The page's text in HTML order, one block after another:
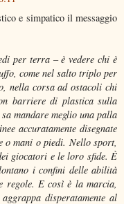
e simpatico il messaggio
per terra – è vedere chi è
come nel salto triplo per
nella corsa ad ostacoli chi
barriere di plastica sulla
mandare meglio una palla
accuratamente disegnate
o mani o piedi. Nello sport,
giocatori e le loro sfide. È
i confini delle abilità
regole. E così è la marcia,
disperatamente al